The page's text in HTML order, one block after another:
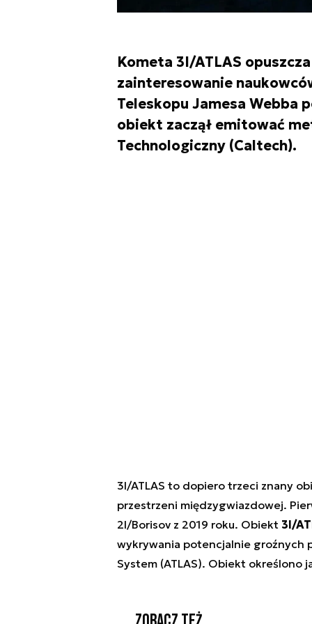
Kometa 3I/ATLAS
zainteresowanie
Teleskopu Jamesa Webba
obiekt zaczął emitować
Technologiczny (Caltech).
3I/ATLAS to dopiero trzeci znany
przestrzeni międzygwiazdowej.
2I/Borisov z 2019 roku. Obiekt 3I/
wykrywania potencjalnie groźnych
System (ATLAS). Obiekt określono